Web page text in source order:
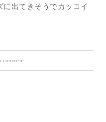
出てきそうでカッコイ
comment